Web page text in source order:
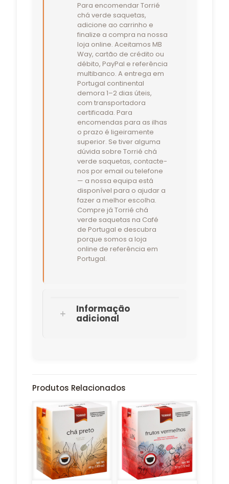
Para encomendar Torrié
chá verde saquetas,
adicione ao carrinho e
finalize a compra na nossa
loja online. Aceitamos MB
Way, cartão de crédito ou
débito, PayPal e referência
multibanco. A entrega em
Portugal continental
demora 1–2 dias úteis,
com transportadora
certificada. Para
encomendas para as ilhas
o prazo é ligeiramente
superior. Se tiver alguma
dúvida sobre Torrié chá
verde saquetas, contacte-
nos por email ou telefone
— a nossa equipa está
disponível para o ajudar a
fazer a melhor escolha.
Compre já Torrié chá
verde saquetas na Café
de Portugal e descubra
porque somos a loja
online de referência em
Portugal.
Informação
adicional
Produtos Relacionados